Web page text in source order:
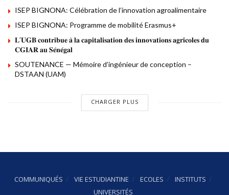
ISEP BIGNONA: Célébration de l’innovation agroalimentaire
ISEP BIGNONA: Programme de mobilité Erasmus+
𝐋’𝐔𝐆𝐁 𝐜𝐨𝐧𝐭𝐫𝐢𝐛𝐮𝐞 𝐚̀ 𝐥𝐚 𝐜𝐚𝐩𝐢𝐭𝐚𝐥𝐢𝐬𝐚𝐭𝐢𝐨𝐧 𝐝𝐞𝐬 𝐢𝐧𝐧𝐨𝐯𝐚𝐭𝐢𝐨𝐧𝐬 𝐚𝐠𝐫𝐢𝐜𝐨𝐥𝐞𝐬 𝐝𝐮
𝐂𝐆𝐈𝐀𝐑 𝐚𝐮 𝐒𝐞́𝐧𝐞́𝐠𝐚𝐥
SOUTENANCE — Mémoire d’ingénieur de conception –
DSTAAN (UAM)
CHARGER PLUS
COMMUNIQUÉS VIE ESTUDIANTINE ECOLES
INSTITUTS
UNIVERSITÉS